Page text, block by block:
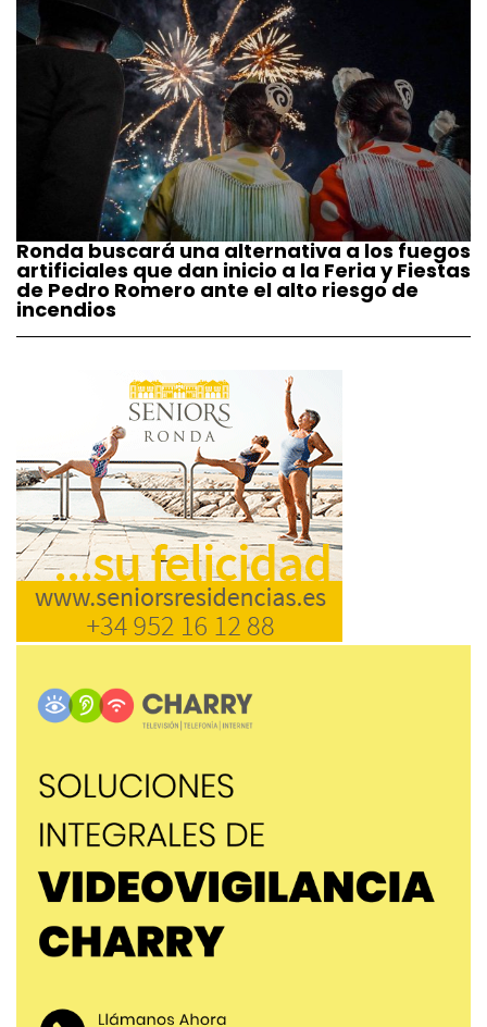
Ronda buscará una alternativa a los fuegos
artificiales que dan inicio a la Feria y Fiestas
de Pedro Romero ante el alto riesgo de
incendios